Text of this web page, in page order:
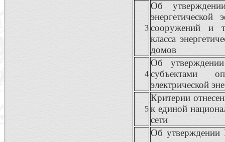
3
Об
энергетической
сооружений и
класса
домов
4
Об
субъектами
электрической
5
Критерии
к единой
сети
Об утверждении